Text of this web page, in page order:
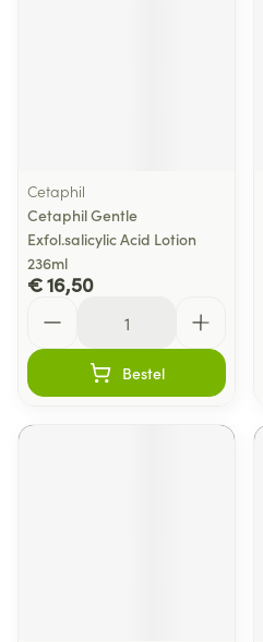
Cetaphil
Cetaphil Gentle
Exfol.salicylic Acid Lotion
236ml
€ 16,50
Bestel